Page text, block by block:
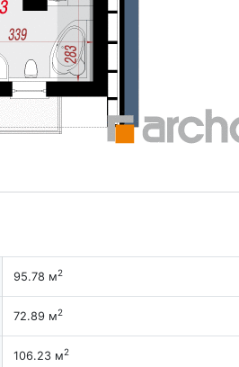
95.78 м2
72.89 м2
106.23 м2